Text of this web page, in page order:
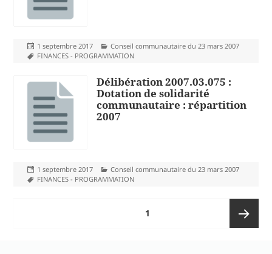
Publié
le
1 septembre 2017 Catégories
Conseil communautaire du 23 mars 2007
Mots-
FINANCES - PROGRAMMATION
Délibération 2007.03.075 :
Dotation de solidarité
communautaire : répartition
2007
Publié
le
1 septembre 2017 Catégories
Conseil communautaire du 23 mars 2007
Mots-
FINANCES - PROGRAMMATION
1